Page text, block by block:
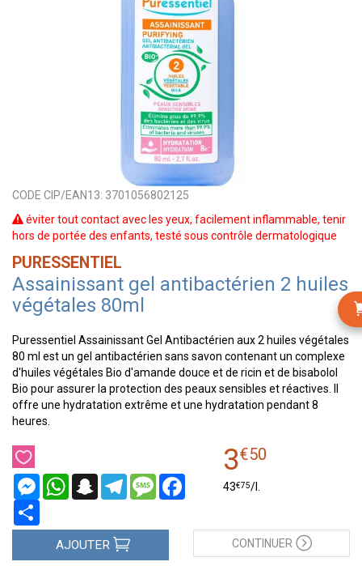
CODE CIP/EAN13: 3701056802125
éviter tout contact avec les yeux, facilement inflammable, tenir
hors de portée des enfants, testé sous contrôle dermatologique
PURESSENTIEL
Assainissant gel antibactérien 2 huiles
végétales 80ml
Puressentiel Assainissant Gel Antibactérien aux 2 huiles végétales
80 ml est un gel antibactérien sans savon contenant un complexe
d'huiles végétales Bio d'amande douce et de ricin et de bisabolol
Bio pour assurer la protection des peaux sensibles et réactives. Il
offre une hydratation extrême et une hydratation pendant 8
heures.
MessengerWhatsAppSnapchatTelegramMessageFacebook
3€50
43€75/
AJOUTER CONTINUER